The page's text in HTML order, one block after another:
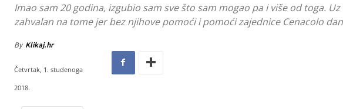
Imao sam 20 godina, izgubio sam sve što sam mogao pa i više od toga.
zahvalan na tome jer bez njihove pomoći i pomoći zajednice Cenacolo
By Klikaj.hr
Četvrtak, 1. studenoga
2018.